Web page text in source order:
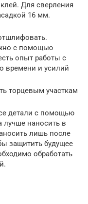
Для сверления
16 мм.
с помощью
опыт работы с
времени и усилий
торцевым участкам
детали с помощью
наносить в
лишь после
защитить будущее
обработать